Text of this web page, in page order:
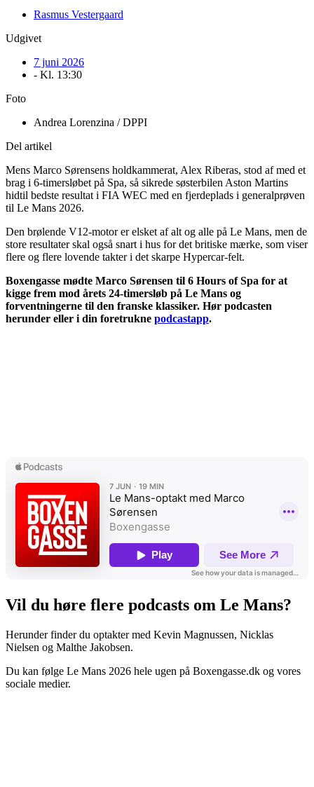
Rasmus Vestergaard
Udgivet
7 juni 2026
- Kl. 13:30
Foto
Andrea Lorenzina / DPPI
Del artikel
Mens Marco Sørensens holdkammerat, Alex Riberas, stod af med et
brag i 6-timersløbet på Spa, så sikrede søsterbilen Aston Martins
hidtil bedste resultat i FIA WEC med en fjerdeplads i generalprøven
til Le Mans 2026.
Den brølende V12-motor er elsket af alt og alle på Le Mans, men de
store resultater skal også snart i hus for det britiske mærke, som viser
flere og flere lovende takter i det skarpe Hypercar-felt.
Boxengasse mødte Marco Sørensen til 6 Hours of Spa for at
kigge frem mod årets 24-timersløb på Le Mans og
forventningerne til den franske klassiker. Hør podcasten
herunder eller i din foretrukne podcastapp.
Vil du høre flere podcasts om Le Mans?
Herunder finder du optakter med Kevin Magnussen, Nicklas
Nielsen og Malthe Jakobsen.
Du kan følge Le Mans 2026 hele ugen på Boxengasse.dk og vores
sociale medier.